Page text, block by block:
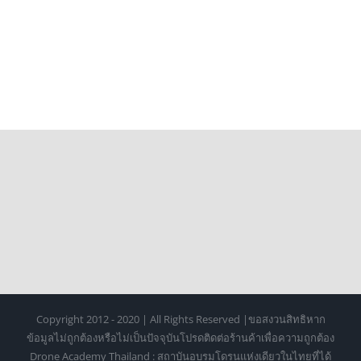
Copyright 2012 - 2020 | All Rights Reserved |ขอสงวนสิทธิหาก
ข้อมูลไม่ถูกต้องหรือไม่เป็นปัจจุบันโปรดติดต่อร้านค้าเพื่อความถูกต้อง
Drone Academy Thailand : สถาบันอบรมโดรนแห่งเดียวในไทยที่ได้